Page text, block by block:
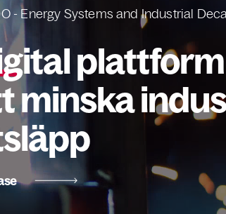
- Energy Systems and Industrial
minska